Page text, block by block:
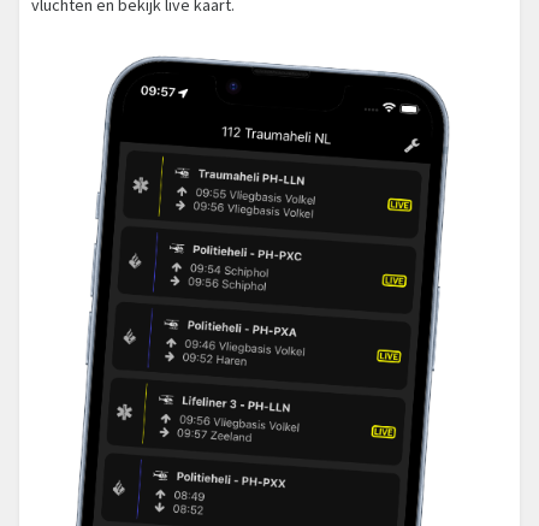
vluchten en bekijk live kaart.